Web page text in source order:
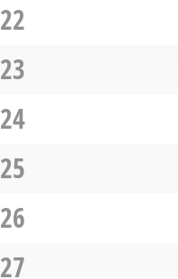
22
23
24
25
26
27